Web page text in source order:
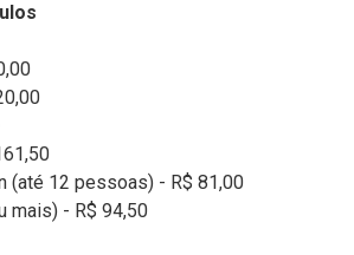
(até 12 pessoas) - R$ 81,00
mais) - R$ 94,50